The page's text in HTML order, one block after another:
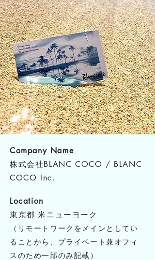
Company Name
株式会社BLANC COCO / BLANC
COCO Inc.
Location
東京都 米ニューヨーク
（リモートワークをメインとしてい
ることから、プライベート兼オフィ
スのため一部のみ記載）